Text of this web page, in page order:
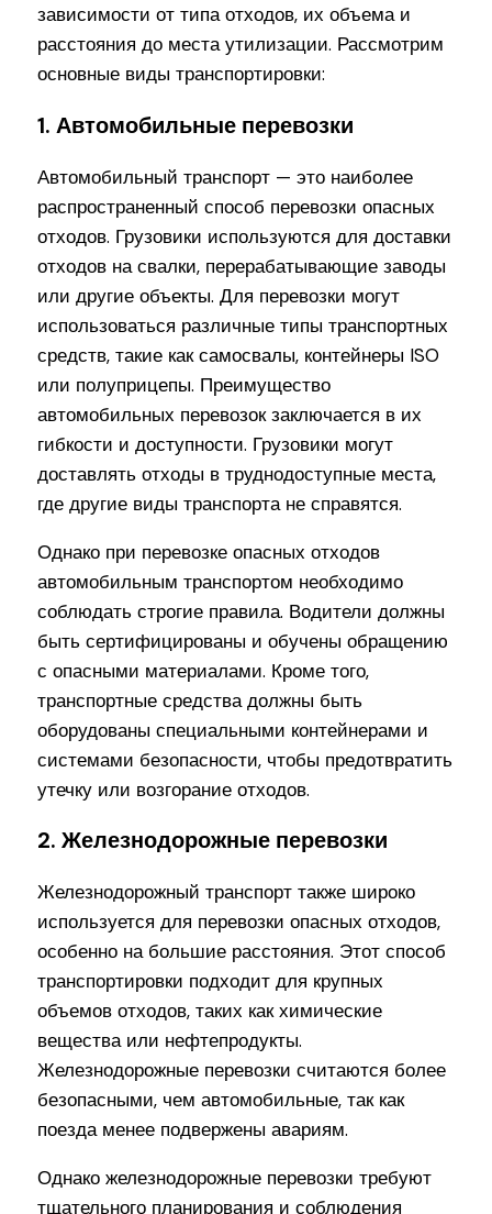
зависимости от типа отходов, их объема и
расстояния до места утилизации. Рассмотрим
основные виды транспортировки:
1. Автомобильные перевозки
Автомобильный транспорт — это наиболее
распространенный способ перевозки опасных
отходов. Грузовики используются для доставки
отходов на свалки, перерабатывающие заводы
или другие объекты. Для перевозки могут
использоваться различные типы транспортных
средств, такие как самосвалы, контейнеры ISO
или полуприцепы. Преимущество
автомобильных перевозок заключается в их
гибкости и доступности. Грузовики могут
доставлять отходы в труднодоступные места,
где другие виды транспорта не справятся.
Однако при перевозке опасных отходов
автомобильным транспортом необходимо
соблюдать строгие правила. Водители должны
быть сертифицированы и обучены обращению
с опасными материалами. Кроме того,
транспортные средства должны быть
оборудованы специальными контейнерами и
системами безопасности, чтобы предотвратить
утечку или возгорание отходов.
2. Железнодорожные перевозки
Железнодорожный транспорт также широко
используется для перевозки опасных отходов,
особенно на большие расстояния. Этот способ
транспортировки подходит для крупных
объемов отходов, таких как химические
вещества или нефтепродукты.
Железнодорожные перевозки считаются более
безопасными, чем автомобильные, так как
поезда менее подвержены авариям.
Однако железнодорожные перевозки требуют
тщательного планирования и соблюдения